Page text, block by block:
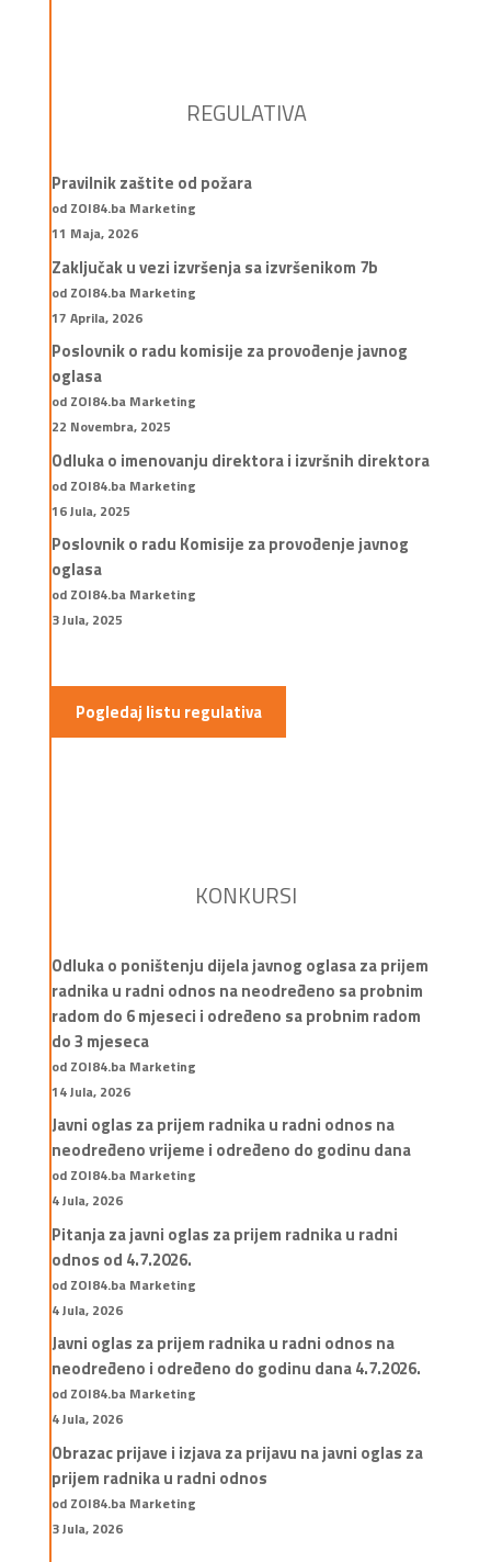
REGULATIVA
Pravilnik zaštite od požara
od ZOI84.ba Marketing
11 Maja, 2026
Zaključak u vezi izvršenja sa izvršenikom 7b
od ZOI84.ba Marketing
17 Aprila, 2026
Poslovnik o radu komisije za provođenje javnog
oglasa
od ZOI84.ba Marketing
22 Novembra, 2025
Odluka o imenovanju direktora i izvršnih direktora
od ZOI84.ba Marketing
16 Jula, 2025
Poslovnik o radu Komisije za provođenje javnog
oglasa
od ZOI84.ba Marketing
3 Jula, 2025
Pogledaj listu regulativa
KONKURSI
Odluka o poništenju dijela javnog oglasa za prijem
radnika u radni odnos na neodređeno sa probnim
radom do 6 mjeseci i određeno sa probnim radom
do 3 mjeseca
od ZOI84.ba Marketing
14 Jula, 2026
Javni oglas za prijem radnika u radni odnos na
neodređeno vrijeme i određeno do godinu dana
od ZOI84.ba Marketing
4 Jula, 2026
Pitanja za javni oglas za prijem radnika u radni
odnos od 4.7.2026.
od ZOI84.ba Marketing
4 Jula, 2026
Javni oglas za prijem radnika u radni odnos na
neodređeno i određeno do godinu dana 4.7.2026.
od ZOI84.ba Marketing
4 Jula, 2026
Obrazac prijave i izjava za prijavu na javni oglas za
prijem radnika u radni odnos
od ZOI84.ba Marketing
3 Jula, 2026